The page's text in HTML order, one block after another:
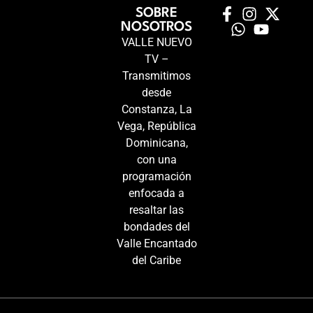
SOBRE
NOSOTROS
VALLE NUEVO
TV –
Transmitimos
desde
Constanza, La
Vega, República
Dominicana,
con una
programación
enfocada a
resaltar las
bondades del
Valle Encantado
del Caribe